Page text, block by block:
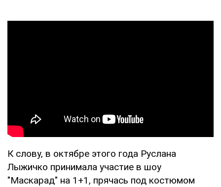
К слову, в октябре этого года Руслана
Лыжичко принимала участие в шоу
"Маскарад" на 1+1, прячась под костюмом